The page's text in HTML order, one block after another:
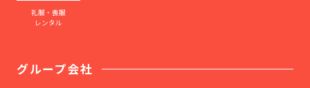
礼服・喪服
レンタル
グループ会社